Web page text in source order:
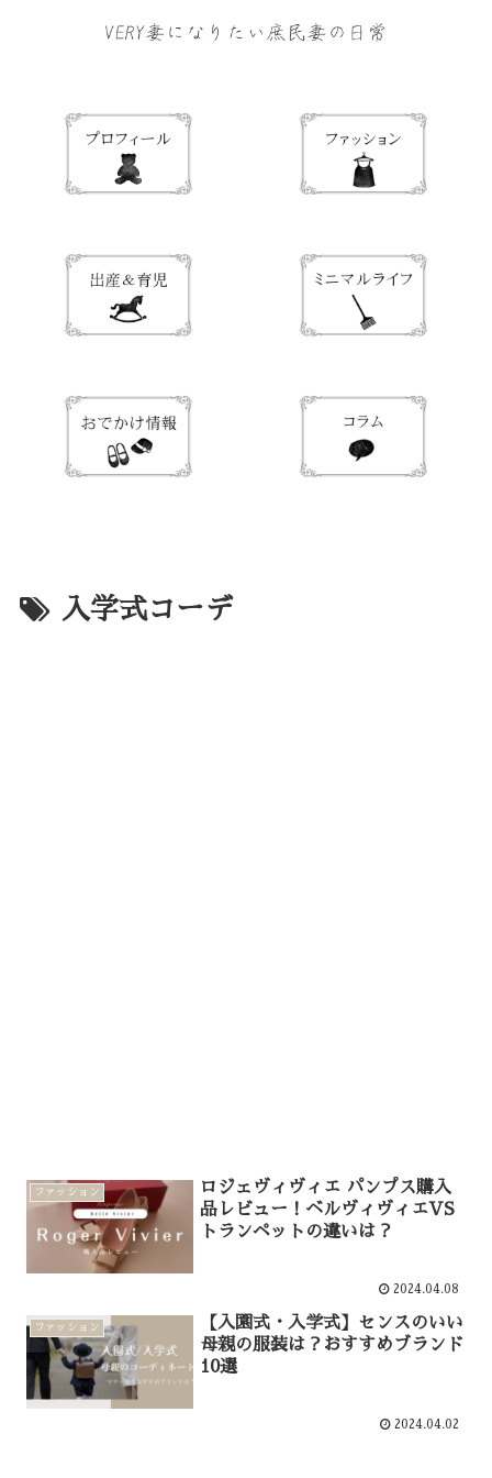
入学式コーデ
ファッション
ロジェヴィヴィエ パンプス購入
品レビュー！ベルヴィヴィエVS
トランペットの違いは？
2024.04.08
ファッション
【入園式・入学式】センスのいい
母親の服装は？おすすめブランド
10選
2024.04.02